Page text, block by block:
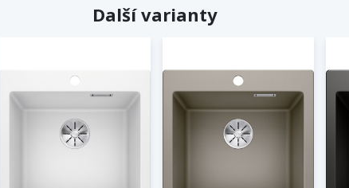
Další varianty